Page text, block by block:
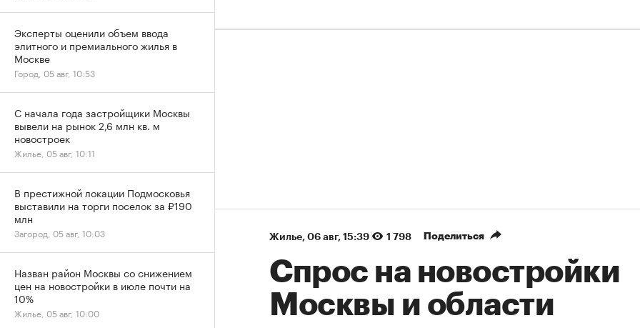
Жилье⁠, 06 авг, 15:39 1 798 Поделиться
Спрос на новостройки
Москвы и области
Эксперты оценили объем ввода
элитного и премиального жилья в
Москве
Город, 05 авг, 10:53
С начала года застройщики Москвы
вывели на рынок 2,6 млн кв. м
новостроек
Жилье, 05 авг, 10:11
В престижной локации Подмосковья
выставили на торги поселок за ₽190
млн
Загород, 05 авг, 10:03
Назван район Москвы со снижением
цен на новостройки в июле почти на
10%
Жилье, 05 авг, 10:00